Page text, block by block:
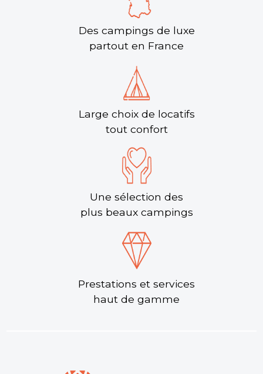
Des campings de luxe
partout en France
Large choix de locatifs
tout confort
Une sélection des
plus beaux campings
Prestations et services
haut de gamme